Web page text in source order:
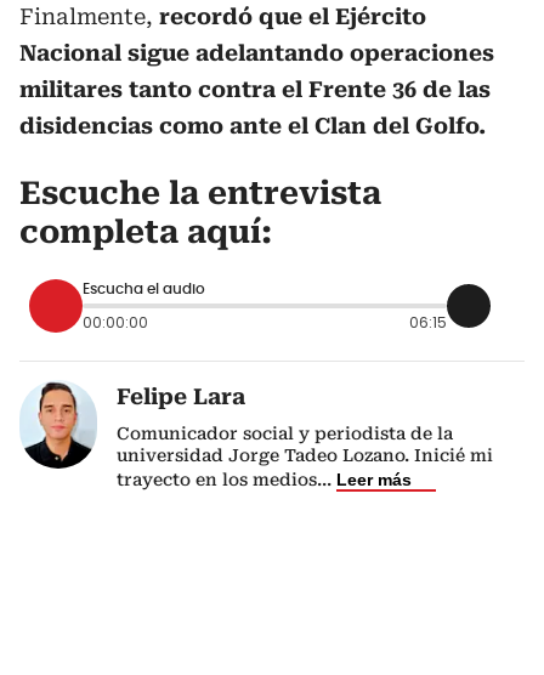
Finalmente, recordó que el Ejército
Nacional sigue adelantando operaciones
militares tanto contra el Frente 36 de las
disidencias como ante el Clan del Golfo.
Escuche la entrevista
completa aquí:
Escucha el audio
00:00:00 06:15
Felipe Lara
Comunicador social y periodista de la
universidad Jorge Tadeo Lozano. Inicié mi
trayecto en los medios... Leer más